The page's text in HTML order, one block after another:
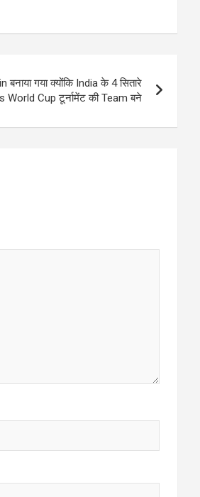
गया क्योंकि India के 4 सितारे
World Cup टूर्नामेंट की Team बने